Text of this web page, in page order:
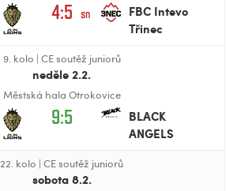
4:5 sn
FBC Intevo
Třinec
9. kolo | CE soutěž juniorů
neděle 2.2.
Městská hala Otrokovice
9:5
BLACK
ANGELS
22. kolo | CE soutěž juniorů
sobota 8.2.